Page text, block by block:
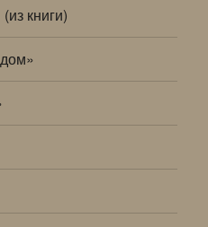
книги)